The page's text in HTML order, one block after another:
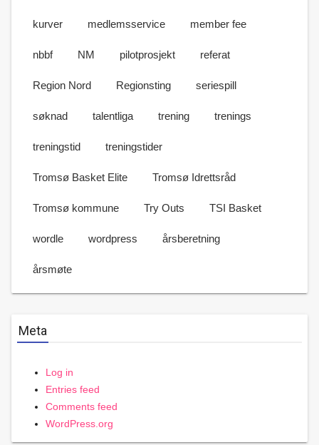
kurver medlemsservice member fee
nbbf NM pilotprosjekt referat
Region Nord Regionsting seriespill
søknad talentliga trening trenings
treningstid treningstider
Tromsø Basket Elite Tromsø Idrettsråd
Tromsø kommune Try Outs TSI Basket
wordle wordpress årsberetning
årsmøte
Meta
Log in
Entries feed
Comments feed
WordPress.org